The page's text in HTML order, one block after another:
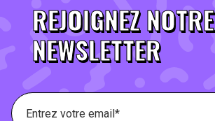
REJOIGNEZ NOTRE
NEWSLETTER